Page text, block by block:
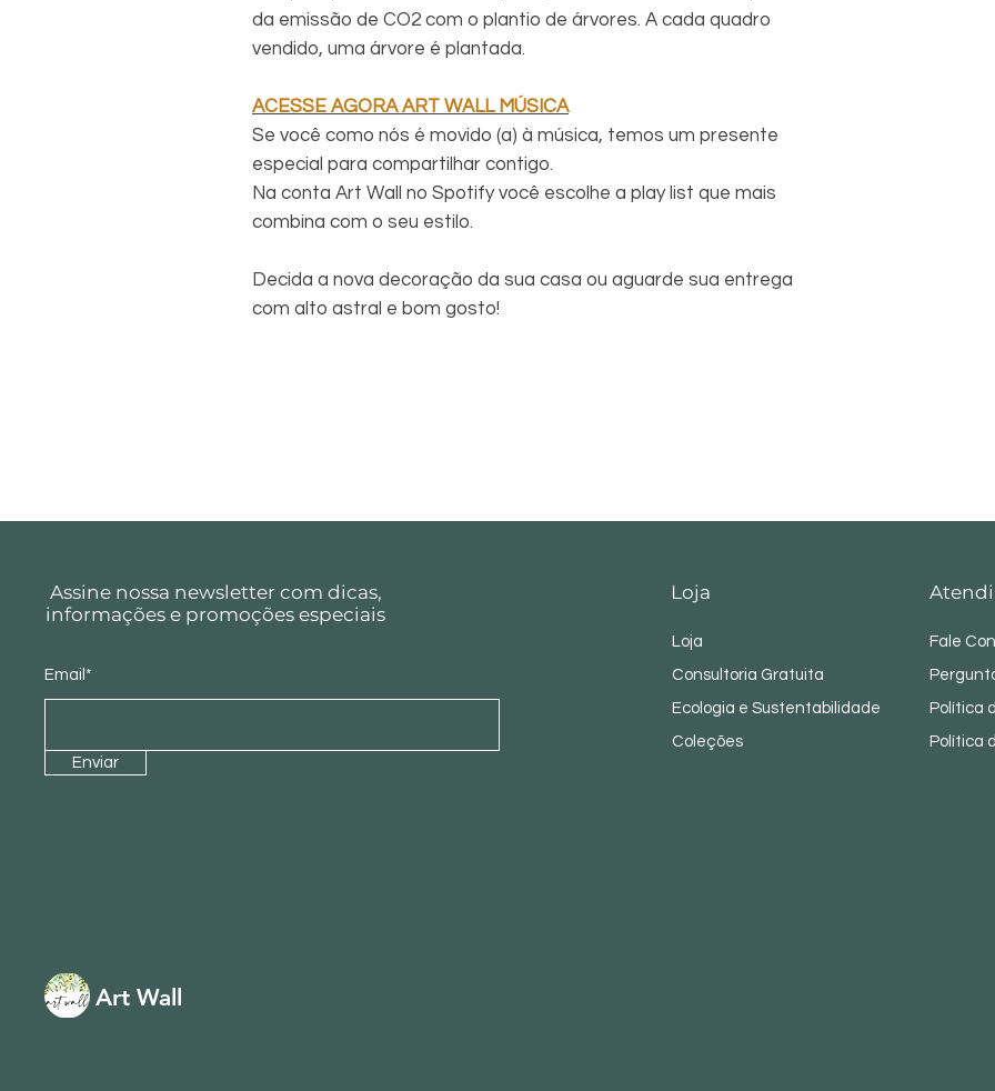
da emissão de CO2 com o plantio de árvores. A cada quadro
vendido, uma árvore é plantada.
ACESSE AGORA ART WALL MÚSICA
Se você como nós é movido (a) à música, temos um presente
especial para compartilhar contigo.
Na conta Art Wall no Spotify você escolhe a play list que mais
combina com o seu estilo.
Decida a nova decoração da sua casa ou aguarde sua entrega
com alto astral e bom gosto!
Assine nossa newsletter com dicas,
informações e promoções especiais
Email*
Enviar
Loja
Consultoria Gratuita
Ecologia e Sustentabilidade
Coleções
Fale
Política
Política
Loja
Art Wall